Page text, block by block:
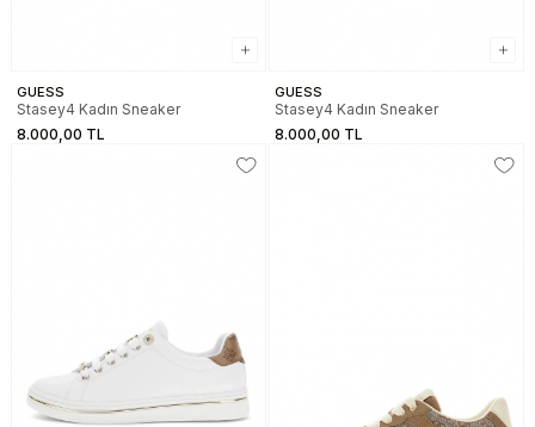
GUESS
Stasey4 Kadın Sneaker
8.000,00 TL
GUESS
Stasey4 Kadın Sneaker
8.000,00 TL